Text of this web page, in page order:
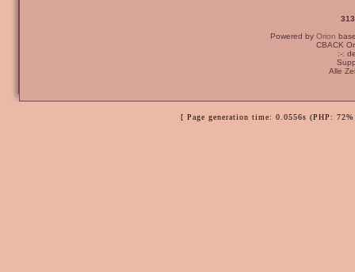
Ich bin der
auf einer
Viele Grüße,
Powered by Orion
CBACK
:-:
Alle
[ Page generation time: 0.0556s (PHP: